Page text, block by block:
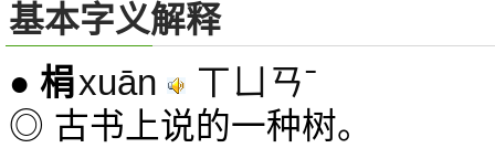
基本字义解释
● 梋xuān ㄒㄩㄢˉ
◎ 古书上说的一种树。